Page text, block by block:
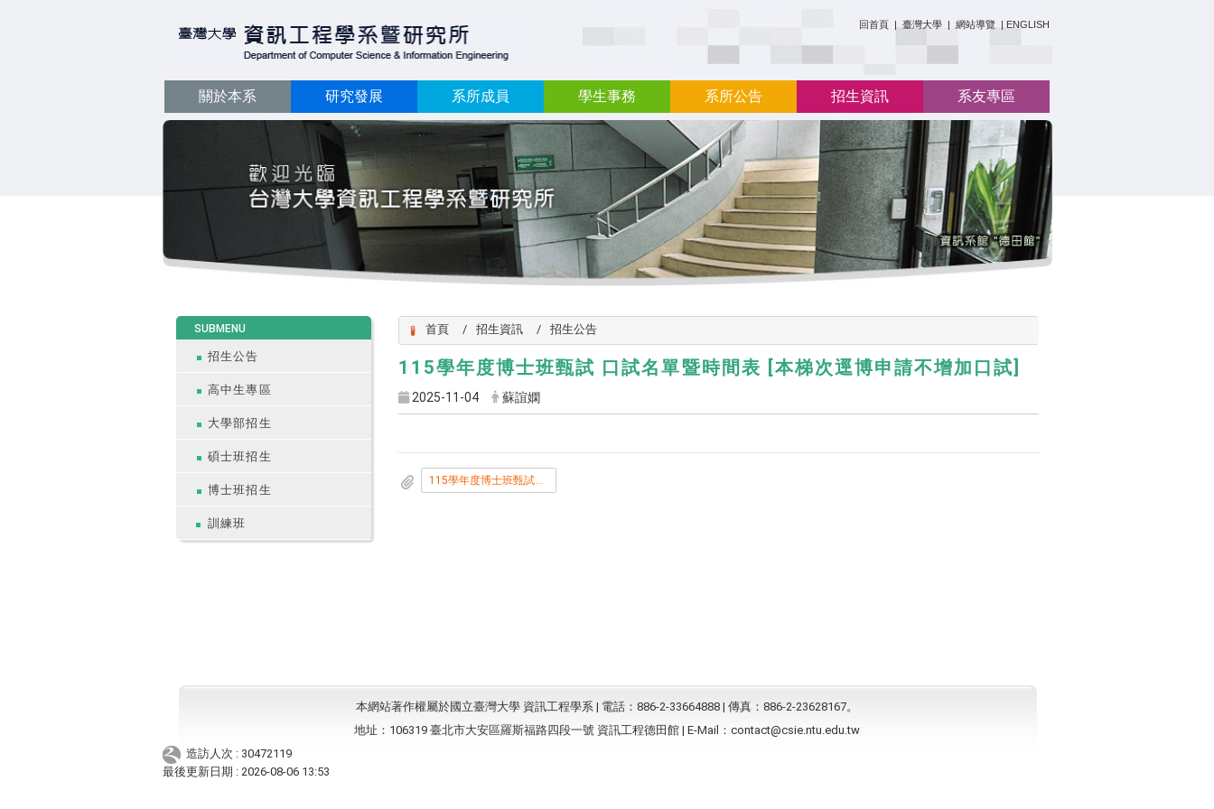
回首頁 | 臺灣大學 | 網站導覽 | ENGLISH
關於本系 研究發展 系所成員 學生事務 系所公告 招生資訊 系友專區
SUBMENU
招生公告
高中生專區
大學部招生
碩士班招生
博士班招生
訓練班
首頁 招生資訊 招生公告
115學年度博士班甄試 口試名單暨時間表 [本梯次逕博申請不增加口試]
2025-11-04 蘇誼嫻
115學年度博士班甄試口試名單暨時間表.pdf
本網站著作權屬於國立臺灣大學 資訊工程學系 | 電話：886-2-33664888 | 傳真：886-2-23628167。
地址：106319 臺北市大安區羅斯福路四段一號 資訊工程德田館 | E-Mail： contact@csie.ntu.edu.tw
造訪人次 : 30472119
最後更新日期 : 2026-08-06 13:53